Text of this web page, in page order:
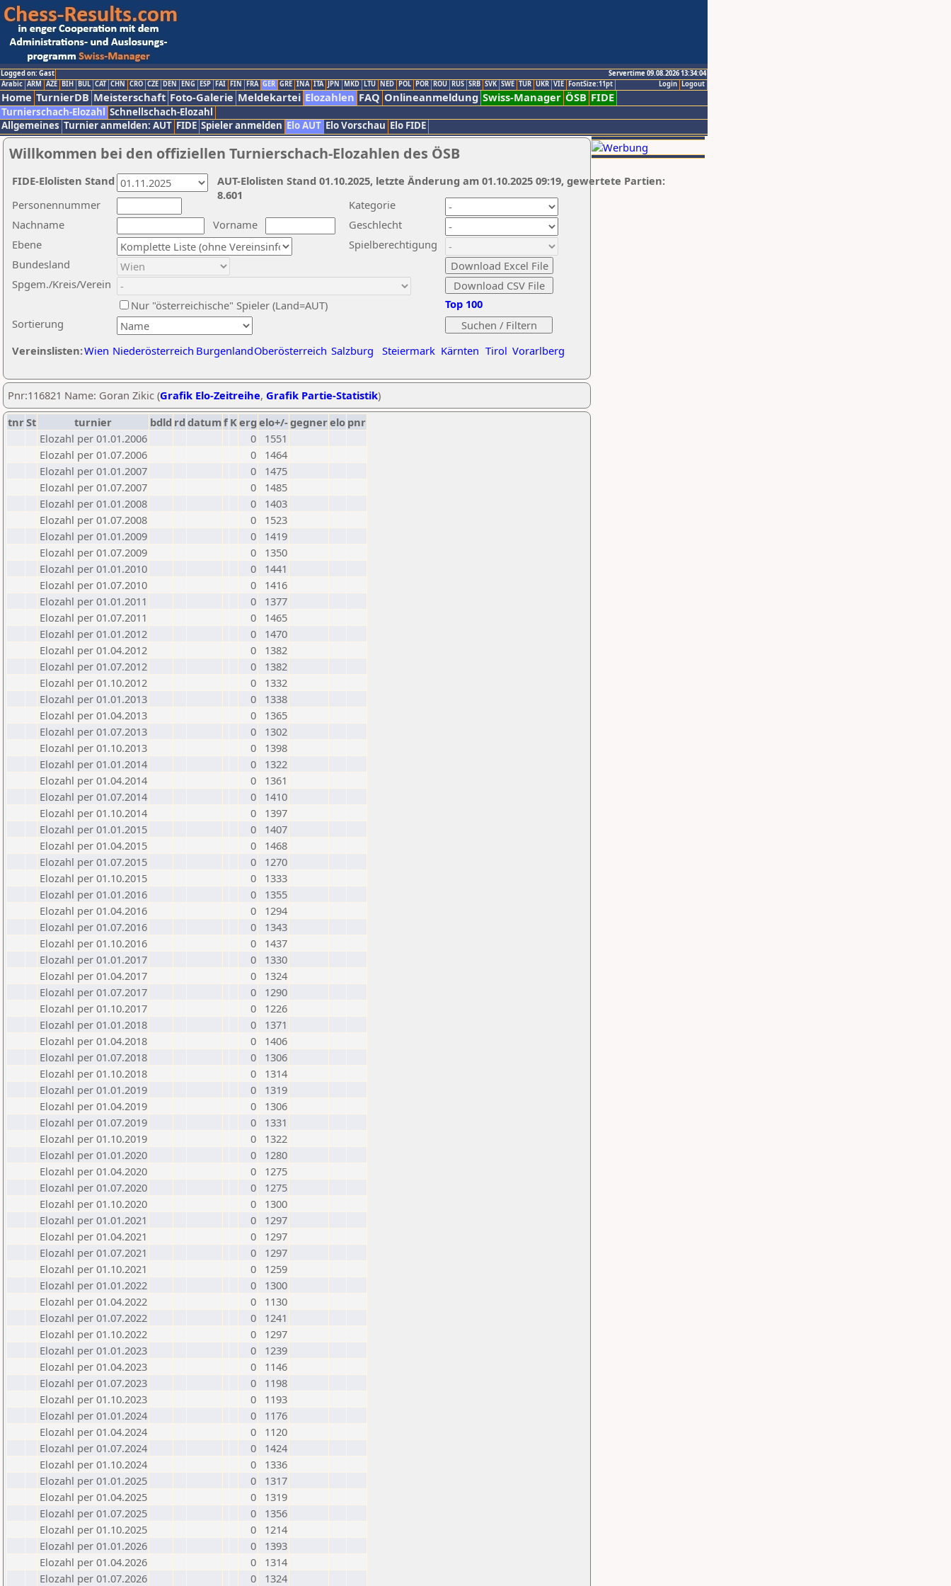
Logged on: Gast
Servertime 09.08.2026 13:34:04
Logout
Login
Arabic ARM AZE BIH BUL CAT CHN CRO CZE DEN ENG ESP FAI FIN FRA GER GRE INA ITA JPN MKD LTU NED POL POR ROU RUS SRB SVK SWE TUR UKR VIE FontSize:11pt
Home TurnierDB Meisterschaft Foto-Galerie Meldekartei Elozahlen FAQ Onlineanmeldung Swiss-Manager ÖSB FIDE
Turnierschach-Elozahl Schnellschach-Elozahl
Allgemeines Turnier anmelden: AUT FIDE Spieler anmelden Elo AUT Elo Vorschau Elo FIDE
Willkommen bei den offiziellen Turnierschach-Elozahlen des ÖSB
Nachname
Vorname
Ebene
Kategorie
Sortierung
Personennummer
Bundesland
Spgem./Kreis/Verein
Geschlecht
Nur "österreichische" Spieler (Land=AUT)
Spielberechtigung
Vereinslisten:Wien Niederösterreich BurgenlandOberösterreich Salzburg Steiermark Kärnten Tirol Vorarlberg
Top 100
AUT-Elolisten Stand 01.10.2025, letzte Änderung am 01.10.2025 09:19, gewertete Partien:
8.601
FIDE-Elolisten Stand
Pnr:116821 Name: Goran Zikic (Grafik Elo-Zeitreihe, Grafik Partie-Statistik)
tnrSt turnier bdld rd datumf Kerg elo+/-gegnerelo pnr
Elozahl per 01.01.2006
0
1551
Elozahl per 01.07.2006
0
1464
Elozahl per 01.01.2007
0
1475
Elozahl per 01.07.2007
0
1485
Elozahl per 01.01.2008
0
1403
Elozahl per 01.07.2008
0
1523
Elozahl per 01.01.2009
0
1419
Elozahl per 01.07.2009
0
1350
Elozahl per 01.01.2010
0
1441
Elozahl per 01.07.2010
0
1416
Elozahl per 01.01.2011
0
1377
Elozahl per 01.07.2011
0
1465
Elozahl per 01.01.2012
0
1470
Elozahl per 01.04.2012
0
1382
Elozahl per 01.07.2012
0
1382
Elozahl per 01.10.2012
0
1332
Elozahl per 01.01.2013
0
1338
Elozahl per 01.04.2013
0
1365
Elozahl per 01.07.2013
0
1302
Elozahl per 01.10.2013
0
1398
Elozahl per 01.01.2014
0
1322
Elozahl per 01.04.2014
0
1361
Elozahl per 01.07.2014
0
1410
Elozahl per 01.10.2014
0
1397
Elozahl per 01.01.2015
0
1407
Elozahl per 01.04.2015
0
1468
Elozahl per 01.07.2015
0
1270
Elozahl per 01.10.2015
0
1333
Elozahl per 01.01.2016
0
1355
Elozahl per 01.04.2016
0
1294
Elozahl per 01.07.2016
0
1343
Elozahl per 01.10.2016
0
1437
Elozahl per 01.01.2017
0
1330
Elozahl per 01.04.2017
0
1324
Elozahl per 01.07.2017
0
1290
Elozahl per 01.10.2017
0
1226
Elozahl per 01.01.2018
0
1371
Elozahl per 01.04.2018
0
1406
Elozahl per 01.07.2018
0
1306
Elozahl per 01.10.2018
0
1314
Elozahl per 01.01.2019
0
1319
Elozahl per 01.04.2019
0
1306
Elozahl per 01.07.2019
0
1331
Elozahl per 01.10.2019
0
1322
Elozahl per 01.01.2020
0
1280
Elozahl per 01.04.2020
0
1275
Elozahl per 01.07.2020
0
1275
Elozahl per 01.10.2020
0
1300
Elozahl per 01.01.2021
0
1297
Elozahl per 01.04.2021
0
1297
Elozahl per 01.07.2021
0
1297
Elozahl per 01.10.2021
0
1259
Elozahl per 01.01.2022
0
1300
Elozahl per 01.04.2022
0
1130
Elozahl per 01.07.2022
0
1241
Elozahl per 01.10.2022
0
1297
Elozahl per 01.01.2023
0
1239
Elozahl per 01.04.2023
0
1146
Elozahl per 01.07.2023
0
1198
Elozahl per 01.10.2023
0
1193
Elozahl per 01.01.2024
0
1176
Elozahl per 01.04.2024
0
1120
Elozahl per 01.07.2024
0
1424
Elozahl per 01.10.2024
0
1336
Elozahl per 01.01.2025
0
1317
Elozahl per 01.04.2025
0
1319
Elozahl per 01.07.2025
0
1356
Elozahl per 01.10.2025
0
1214
Elozahl per 01.01.2026
0
1393
Elozahl per 01.04.2026
0
1314
Elozahl per 01.07.2026
0 1324